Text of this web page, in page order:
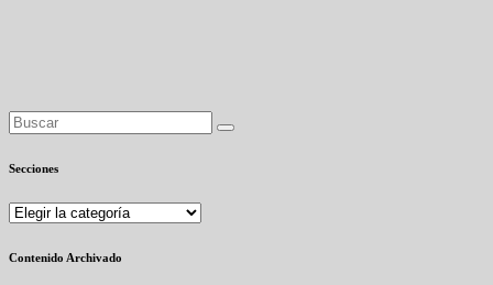
Secciones
Secciones
Contenido Archivado